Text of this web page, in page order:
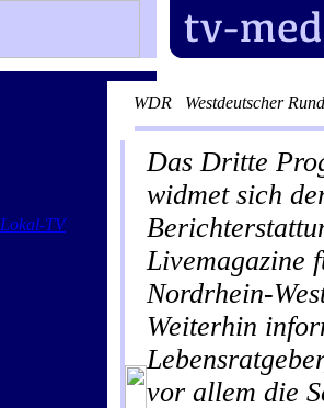
Lokal-TV
WDR Westdeutscher
Das Dritte
widmet sich
Livemagazine
Nordrhein-
Weiterhin
vor allem die